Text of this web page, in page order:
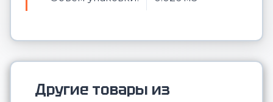
Другие товары из